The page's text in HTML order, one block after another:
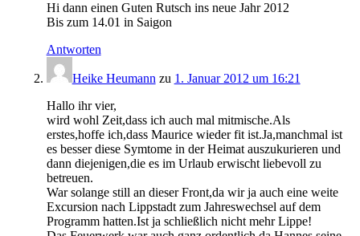
Hi dann einen Guten Rutsch ins neue Jahr 2012
Bis zum 14.01 in Saigon
Antworten
Heike Heumannzu 1. Januar 2012 um 16:21
Hallo ihr vier,
wird wohl Zeit,dass ich auch mal mitmische.Als
erstes,hoffe ich,dass Maurice wieder fit ist.Ja,manchmal ist
es besser diese Symtome in der Heimat auszukurieren und
dann diejenigen,die es im Urlaub erwischt liebevoll zu
betreuen.
War solange still an dieser Front,da wir ja auch eine weite
Excursion nach Lippstadt zum Jahreswechsel auf dem
Programm hatten.Ist ja schließlich nicht mehr Lippe!